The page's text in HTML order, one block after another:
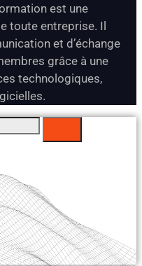
est une
toute entreprise. Il
et d’échange
grâce à une
technologiques,